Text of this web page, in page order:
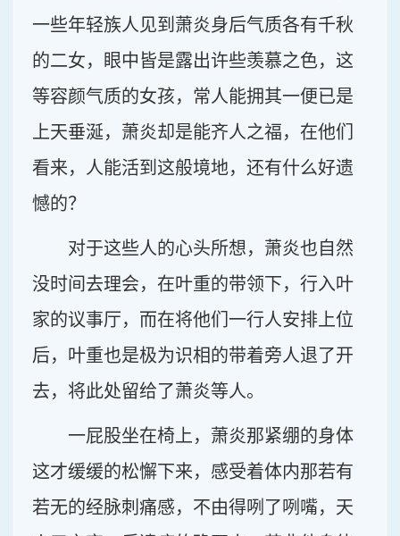
一些年轻族人见到萧炎身后气质各有千秋
的二女，眼中皆是露出许些羡慕之色，这
等容颜气质的女孩，常人能拥其一便已是
上天垂涎，萧炎却是能齐人之福，在他们
看来，人能活到这般境地，还有什么好遗
憾的？
对于这些人的心头所想，萧炎也自然
没时间去理会，在叶重的带领下，行入叶
家的议事厅，而在将他们一行人安排上位
后，叶重也是极为识相的带着旁人退了开
去，将此处留给了萧炎等人。
一屁股坐在椅上，萧炎那紧绷的身体
这才缓缓的松懈下来，感受着体内那若有
若无的经脉刺痛感，不由得咧了咧嘴，天